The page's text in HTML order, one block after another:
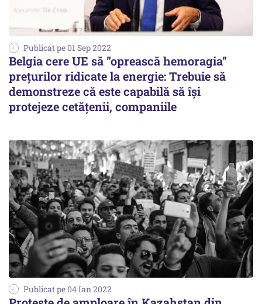
Publicat pe 01 Sep 2022
Belgia cere UE să ”oprească hemoragia”
prețurilor ridicate la energie: Trebuie să
demonstreze că este capabilă să își
protejeze cetățenii, companiile
Publicat pe 04 Ian 2022